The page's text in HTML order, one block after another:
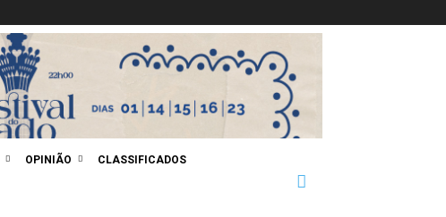
OPINIÃO CLASSIFICADOS